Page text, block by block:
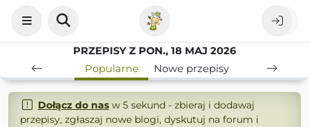
PRZEPISY Z PON., 18 MAJ 2026
Popularne
Nowe przepisy
Dołącz do nasw 5 sekund - zbieraj i dodawaj
przepisy, zgłaszaj nowe blogi, dyskutuj na forum i